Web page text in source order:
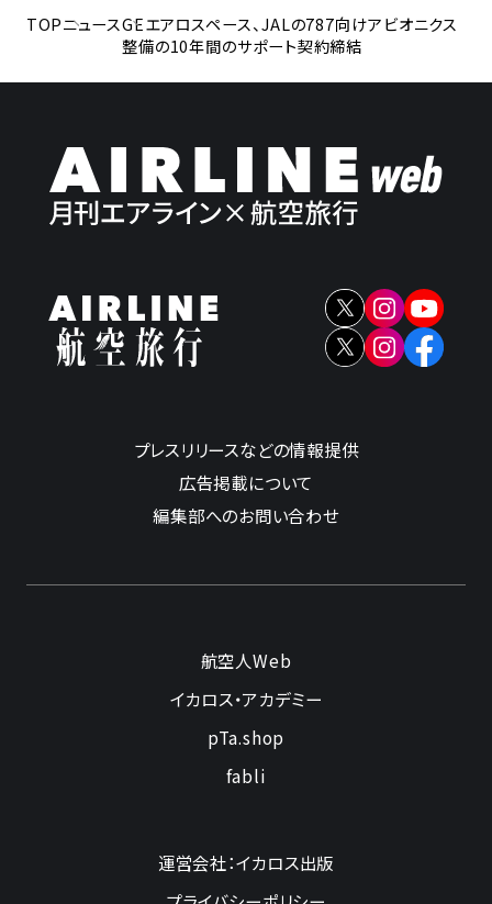
TOPニュースGEエアロスペース、JALの787向けアビオニクス
整備の10年間のサポート契約締結
プレスリリースなどの情報提供
広告掲載について
編集部へのお問い合わせ
航空人Web
イカロス・アカデミー
pTa.shop
fabli
運営会社：イカロス出版